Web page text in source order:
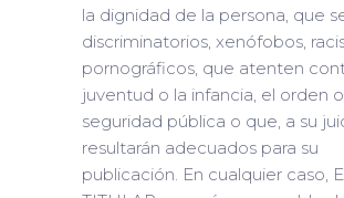
la dignidad de la persona, que
discriminatorios, xenófobos,
pornográficos, que atenten
juventud o la infancia, el orden
seguridad pública o que, a su
resultarán adecuados para su
publicación. En cualquier caso,